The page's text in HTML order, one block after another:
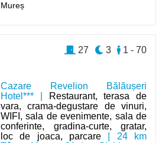
Mureș
Cazare Revelion Bălăușeri
Hotel*** |
Restaurant, terasa de
vara, crama-degustare de vinuri,
WIFI, sala de evenimente, sala de
conferinte, gradina-curte, gratar,
loc de joaca, parcare | 24 km
1 - 70
3
27